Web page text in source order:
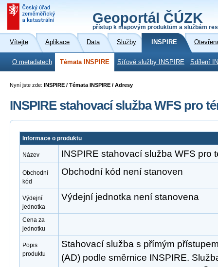
Geoportál ČÚZK
přístup k mapovým produktům a službám
Vítejte Aplikace Data Služby INSPIRE
O metadatech Témata INSPIRE Síťové služby INSPIRE Sdílení
Nyní jste zde: INSPIRE / Témata INSPIRE / Adresy
INSPIRE stahovací služba WFS pro
Informace o produktu
Název INSPIRE stahovací služba WFS pro
Obchodní
kód
Obchodní kód není stanoven
Výdejní
jednotka
Výdejní jednotka není stanovena
Cena za
jednotku
Popis
produktu
Stahovací služba s přímým
(AD) podle směrnice INSPIRE.